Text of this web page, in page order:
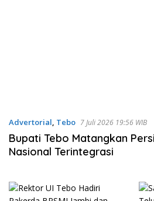
Advertorial, Tebo 7 Juli 2026 19:56 WIB
Bupati Tebo Matangkan
Nasional Terintegrasi